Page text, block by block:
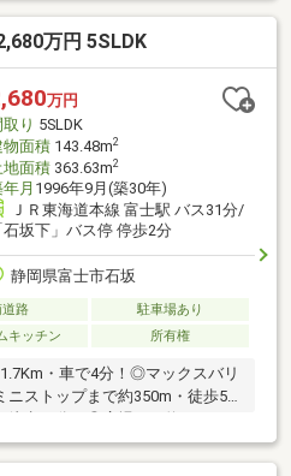
万円 5SLDK
万円
り 5SLDK
物面積143.48m2
地面積363.63m2
月 1996年9月(築30年)
ＪＲ東海道本線 富士駅 バス31分/
石坂下」バス停 停歩2分
静岡県富士市石坂
道路
駐車場あり
キッチン 所有権
・車で4分！◎マックスバリ
ストップまで約350m・徒歩5
現況を優先致します。